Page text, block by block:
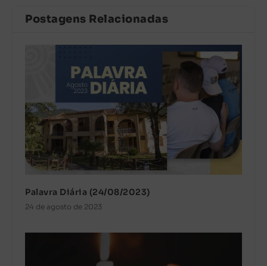
Postagens Relacionadas
Palavra Diária (24/08/2023)
24 de agosto de 2023